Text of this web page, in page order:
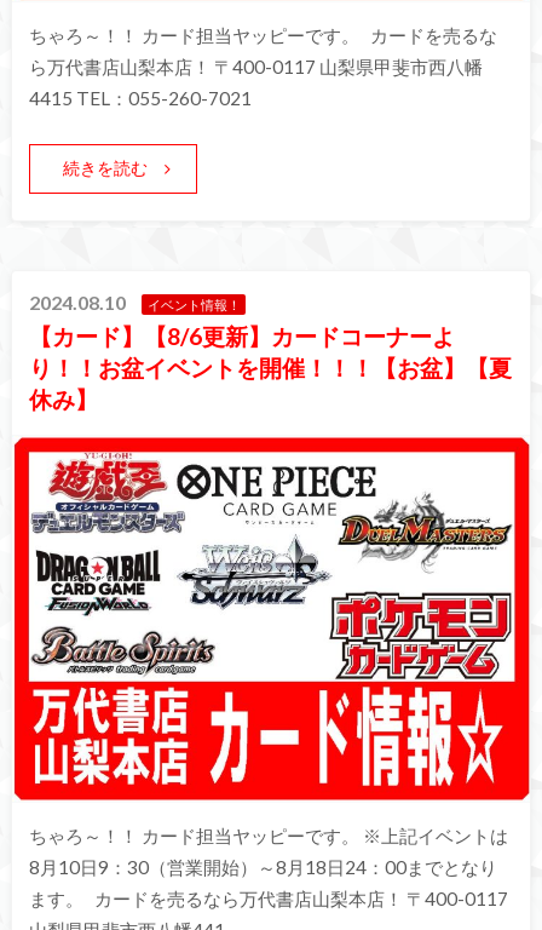
ちゃろ～！！ カード担当ヤッピーです。 カードを売るな
ら万代書店山梨本店！ 〒400-0117 山梨県甲斐市西八幡
4415 TEL：055-260-7021
続きを読む
2024.08.10 イベント情報！
【カード】【8/6更新】カードコーナーよ
り！！お盆イベントを開催！！！【お盆】【夏
休み】
ちゃろ～！！ カード担当ヤッピーです。 ※上記イベントは
8月10日9：30（営業開始）～8月18日24：00までとなり
ます。 カードを売るなら万代書店山梨本店！ 〒400-0117